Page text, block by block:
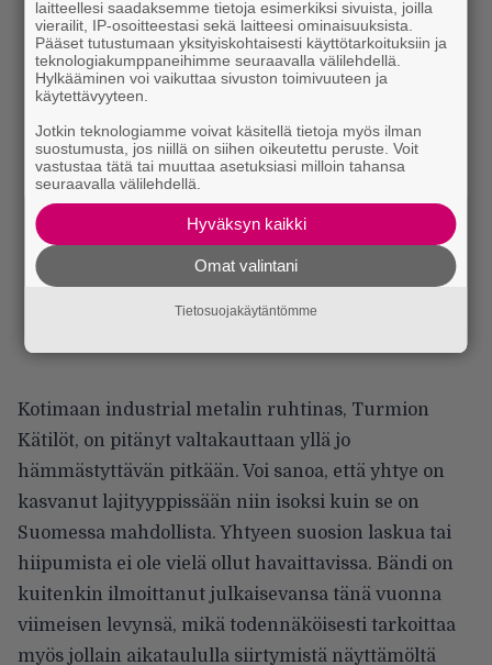
Kotimaan industrial metalin ruhtinas, Turmion
Kätilöt, on pitänyt valtakauttaan yllä jo
hämmästyttävän pitkään. Voi sanoa, että yhtye on
kasvanut lajityyppissään niin isoksi kuin se on
Suomessa mahdollista. Yhtyeen suosion laskua tai
hiipumista ei ole vielä ollut havaittavissa. Bändi on
kuitenkin ilmoittanut julkaisevansa tänä vuonna
viimeisen levynsä, mikä todennäköisesti tarkoittaa
myös jollain aikataululla siirtymistä näyttämöltä
laitteellesi saadaksemme tietoja esimerkiksi sivuista, joilla
vierailit, IP-osoitteestasi sekä laitteesi ominaisuuksista.
Pääset tutustumaan yksityiskohtaisesti käyttötarkoituksiin ja
teknologiakumppaneihimme seuraavalla välilehdellä.
Hylkääminen voi vaikuttaa sivuston toimivuuteen ja
käytettävyyteen.
Jotkin teknologiamme voivat käsitellä tietoja myös ilman
suostumusta, jos niillä on siihen oikeutettu peruste. Voit
vastustaa tätä tai muuttaa asetuksiasi milloin tahansa
seuraavalla välilehdellä.
Hyväksyn kaikki
Omat valintani
Tietosuojakäytäntömme